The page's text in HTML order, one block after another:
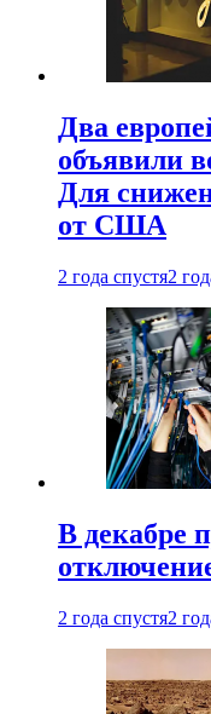
Два
объявили
Для
от США
2 года спустя2
В декабре
2 года спустя2